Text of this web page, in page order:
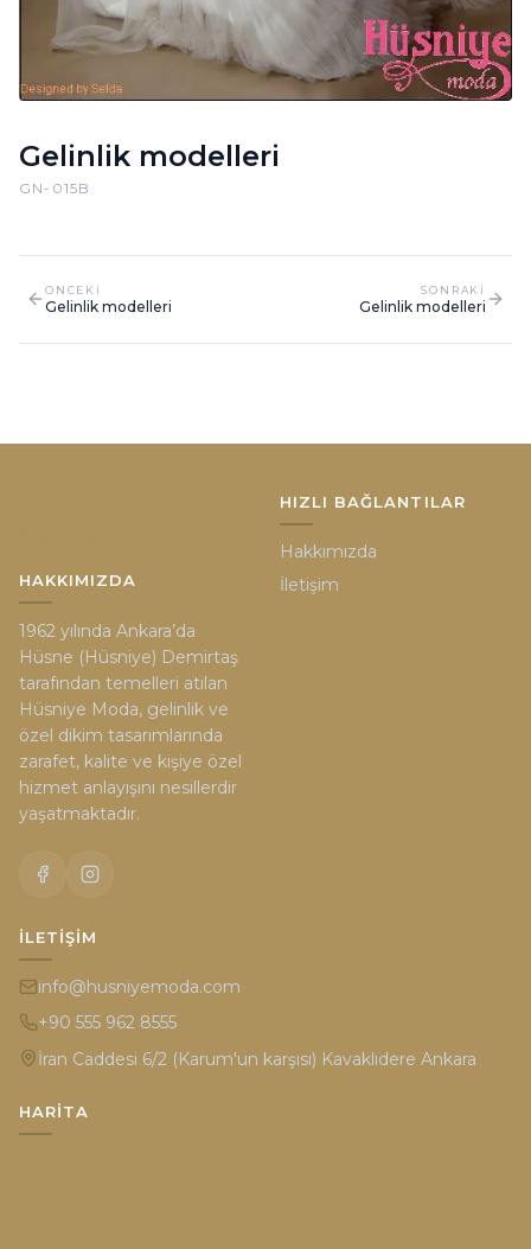
Gelinlik modelleri
Gelinlik modelleri Gelinlik modelleri
1962 yılında Ankara’da
Hüsne (Hüsniye) Demirtaş
tarafından temelleri atılan
Hüsniye Moda, gelinlik ve
özel dikim tasarımlarında
zarafet, kalite ve kişiye özel
hizmet anlayışını nesillerdir
yaşatmaktadır.
HIZLI BAĞLANTILAR
Hakkımızda
İletişim
İLETIŞIM
info@husniyemoda.com
+90 555 962 8555
İran Caddesi 6/2 (Karum'un karşısı) Kavaklıdere Ankara
HARITA